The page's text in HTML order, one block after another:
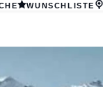
WUNSCHLISTE